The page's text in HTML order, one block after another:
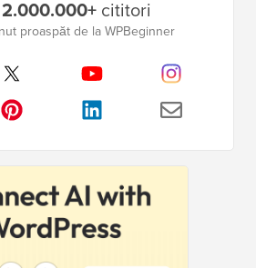
2.000.000+ cititori
proaspăt de la WPBeginner